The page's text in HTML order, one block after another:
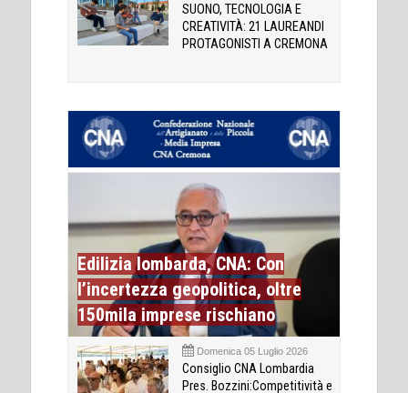
SUONO, TECNOLOGIA E
CREATIVITÀ: 21 LAUREANDI
PROTAGONISTI A CREMONA
Edilizia lombarda, CNA: Con
l’incertezza geopolitica, oltre
150mila imprese rischiano
Domenica 05 Luglio 2026
Consiglio CNA Lombardia
Pres. Bozzini:Competitività e